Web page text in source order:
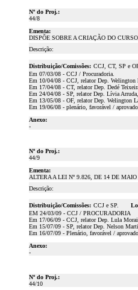
Nº do Proj.:
44/8
Ementa:
DISPÕE SOBRE A CRIAÇÃO DO
Descrição:
Distribuição/Comissões: CCJ, CT, SP e
Em 07/03/08 - CCJ / Procuradoria.
Em 10/04/08 - CCJ, relator Dep. Welington
Em 17/04/08 - CT, relator Dep. Dedé
Em 24/04/08 - SP, relator Dep. Lívia
Em 13/05/08 - OF, relator Dep. Welington
Em 19/06/08 - plenário, favorável / aprovado.
Anexo:
-
Nº do Proj.:
44/9
Ementa:
ALTERA A LEI Nº 9.826, DE 14 DE
Descrição:
Distribuição/Comissões: CCJ e SP.
EM 24/03/09 - CCJ / PROCURADORIA
Em 17/06/09 - CCJ, relator Dep. Lula
Em 15/07/09 - SP, relator Dep. Nelson
Em 16/07/09 - Plenário, favorável / aprovado.
Anexo:
-
Nº do Proj.:
44/10